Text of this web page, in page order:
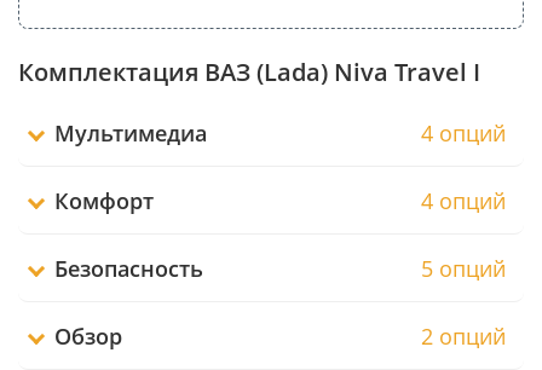
Комплектация ВАЗ (Lada) Niva Travel I
Мультимедиа 4 опций
Комфорт 4 опций
Безопасность 5 опций
Обзор 2 опций